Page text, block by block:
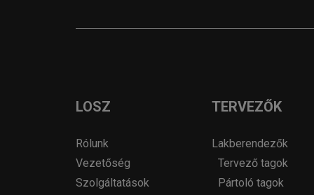
LOSZ
Rólunk
Vezetőség
Szolgáltatások
TERVEZŐK
Lakberendezők
Tervező tagok
Pártoló tagok